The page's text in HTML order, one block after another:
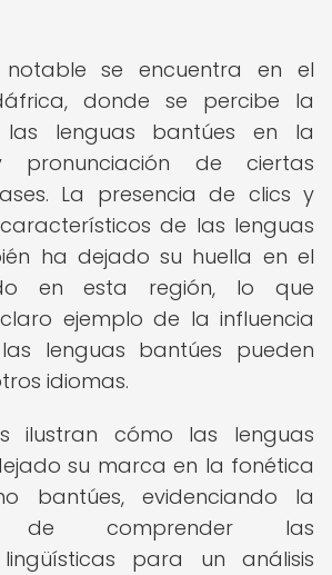
se encuentra en el
donde se percibe la
las lenguas bantúes en la
pronunciación de ciertas
La presencia de clics y
de las lenguas
ha dejado su huella en el
en esta región, lo que
ejemplo de la influencia
lenguas bantúes pueden
idiomas.
ilustran cómo las lenguas
su marca en la fonética
bantúes, evidenciando la
de comprender las
lingüísticas para un análisis